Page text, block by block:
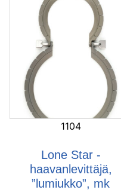
1104
Lone Star -
haavanlevittäjä,
”lumiukko”, mk